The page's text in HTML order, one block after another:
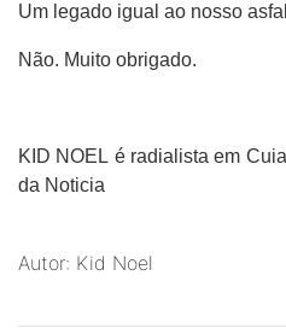
Um legado igual ao nosso
Não. Muito obrigado.
KID NOEL é radialista em
da Noticia
Autor: Kid Noel